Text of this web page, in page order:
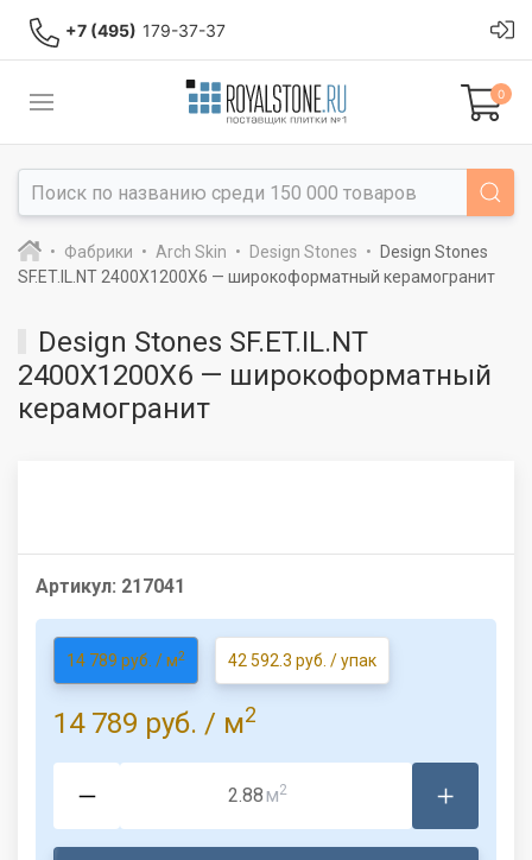
+7 (495) 179-37-37
0
Фабрики Arch Skin Design Stones
Design Stones
SF.ET.IL.NT 2400X1200X6 — широкоформатный керамогранит
Design Stones SF.ET.IL.NT
2400X1200X6 — широкоформатный
керамогранит
Артикул: 217041
14 789 руб. / м2 42 592.3 руб. / упак
14 789 руб. / м2
м2